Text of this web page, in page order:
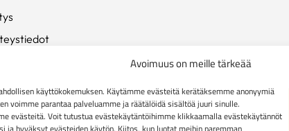
Avoimuus on meille tärkeää
käyttökokemuksen. Käytämme evästeitä kerätäksemme anonyymiä
voimme parantaa palveluamme ja räätälöidä sisältöä juuri sinulle.
evästeitä. Voit tutustua evästekäytäntöihimme klikkaamalla evästekäytännöt
hyväksyt evästeiden käytön. Kiitos, kun luotat meihin paremman